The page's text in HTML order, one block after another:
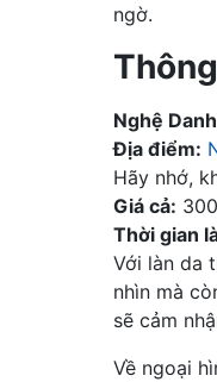
ngờ.
Nghệ
Địa điểm:
Hãy nhớ,
Giá cả:
Thời gian
Với làn da
nhìn mà
sẽ cảm
Về ngoại